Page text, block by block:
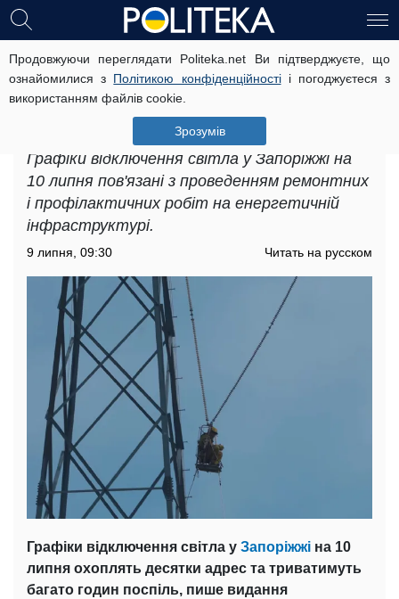
Продовжуючи переглядати Politeka.net Ви підтверджуєте, що
ознайомилися з Політикою конфіденційностіі погоджуєтеся з
використанням файлів cookie.
Зрозумів
Графіки відключення світла у
Запоріжжі на 10 липня: в яких
будинках день розпочнеться без
Графіки відключення світла у Запоріжжі на
10 липня пов'язані з проведенням ремонтних
і профілактичних робіт на енергетичній
інфраструктурі.
9 липня, 09:30 Читать на русском
Графіки відключення світла у Запоріжжі на 10
липня охоплять десятки адрес та триватимуть
багато годин поспіль, пише видання